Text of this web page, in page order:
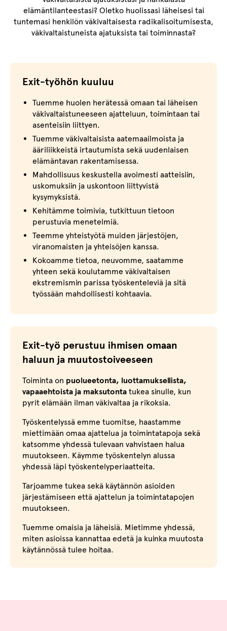
elämäntilanteestasi? Oletko huolissasi läheisesi tai
tuntemasi henkilön väkivaltaisesta radikalisoitumisesta,
väkivaltaistuneista ajatuksista tai toiminnasta?
Exit-työhön kuuluu
Tuemme huolen herätessä omaan tai läheisen
väkivaltaistuneeseen ajatteluun, toimintaan tai
asenteisiin liittyen.
Tuemme väkivaltaisista aatemaailmoista ja
ääriliikkeistä irtautumista sekä uudenlaisen
elämäntavan rakentamisessa.
Mahdollisuus keskustella avoimesti aatteisiin,
uskomuksiin ja uskontoon liittyvistä
kysymyksistä.
Kehitämme toimivia, tutkittuun tietoon
perustuvia menetelmiä.
Teemme yhteistyötä muiden järjestöjen,
viranomaisten ja yhteisöjen kanssa.
Kokoamme tietoa, neuvomme, saatamme
yhteen sekä koulutamme väkivaltaisen
ekstremismin parissa työskenteleviä ja sitä
työssään mahdollisesti kohtaavia.
Exit-työ perustuu ihmisen omaan
haluun ja muutostoiveeseen
Toiminta on puolueetonta, luottamuksellista,
vapaaehtoista ja maksutonta tukea sinulle, kun
pyrit elämään ilman väkivaltaa ja rikoksia.
Työskentelyssä emme tuomitse, haastamme
miettimään omaa ajattelua ja toimintatapoja sekä
katsomme yhdessä tulevaan vahvistaen halua
muutokseen. Käymme työskentelyn alussa
yhdessä läpi työskentelyperiaatteita.
Tarjoamme tukea sekä käytännön asioiden
järjestämiseen että ajattelun ja toimintatapojen
muutokseen.
Tuemme omaisia ja läheisiä. Mietimme yhdessä,
miten asioissa kannattaa edetä ja kuinka muutosta
käytännössä tulee hoitaa.